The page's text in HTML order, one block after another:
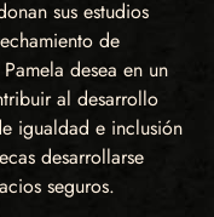
sus estudios
de
desea en un
al desarrollo
igualdad e inclusión
desarrollarse
seguros.